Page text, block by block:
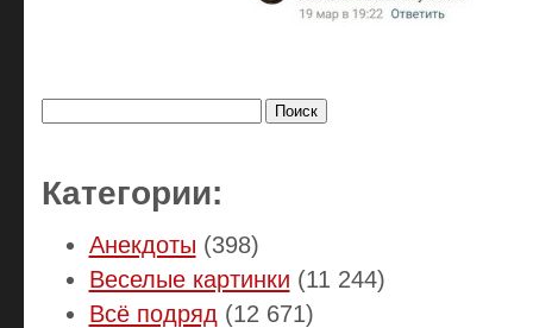
Категории:
Анекдоты (398)
Веселые картинки (11 244)
Всё подряд (12 671)